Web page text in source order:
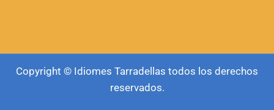
Copyright © Idiomes Tarradellas todos los derechos
reservados.